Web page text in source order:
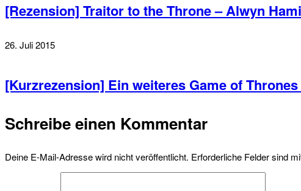
[Rezension] Traitor to the Throne – Alwyn
26. Juli 2015
[Kurzrezension] Ein weiteres Game of
Schreibe einen Kommentar
Deine E-Mail-Adresse wird nicht veröffentlicht. Erforderliche Felder sind